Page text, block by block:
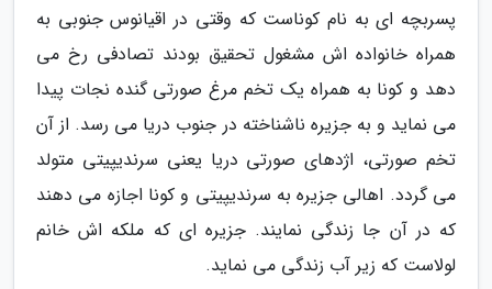
پسربچه ای به نام کوناست که وقتی در اقیانوس جنوبی به
همراه خانواده اش مشغول تحقیق بودند تصادفی رخ می
دهد و کونا به همراه یک تخم مرغ صورتی گنده نجات پیدا
می نماید و به جزیره ناشناخته در جنوب دریا می رسد. از آن
تخم صورتی، اژدهای صورتی دریا یعنی سرندیپیتی متولد
می گردد. اهالی جزیره به سرندیپیتی و کونا اجازه می دهند
که در آن جا زندگی نمایند. جزیره ای که ملکه اش خانم
لولاست که زیر آب زندگی می نماید.